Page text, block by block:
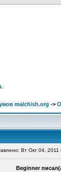
malchish.org ->
Вт Окт 04, 2011
Beginner